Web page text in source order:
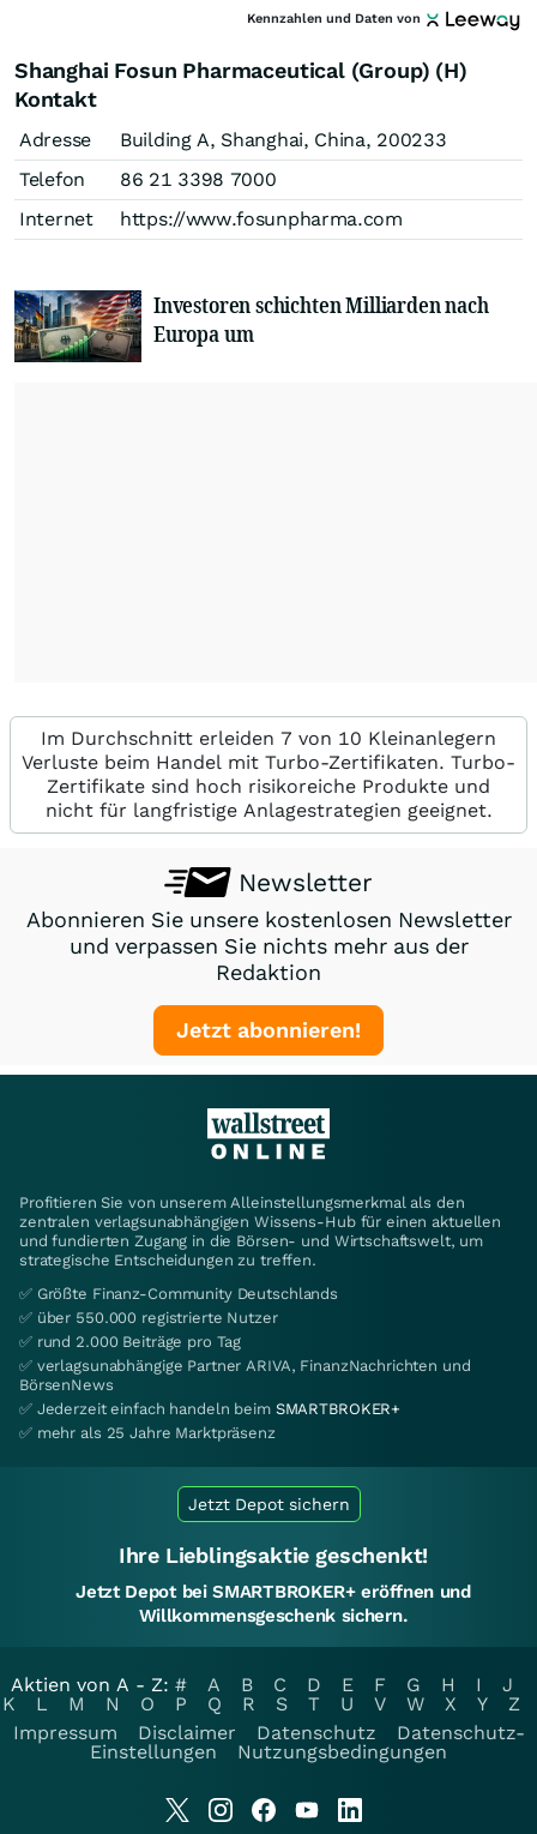
Kennzahlen und Daten von
Shanghai Fosun Pharmaceutical (Group) (H)
Kontakt
Adresse
Building A, Shanghai, China, 200233
Telefon
86 21 3398 7000
Internet
https://www.fosunpharma.com
Investoren schichten Milliarden nach
Europa um
Im Durchschnitt erleiden 7 von 10 Kleinanlegern
Verluste beim Handel mit Turbo-Zertifikaten. Turbo-
Zertifikate sind hoch risikoreiche Produkte und
nicht für langfristige Anlagestrategien geeignet.
Newsletter
Abonnieren Sie unsere kostenlosen Newsletter
und verpassen Sie nichts mehr aus der
Redaktion
Jetzt abonnieren!
Profitieren Sie von unserem Alleinstellungsmerkmal als den
zentralen verlagsunabhängigen Wissens-Hub für einen aktuellen
und fundierten Zugang in die Börsen- und Wirtschaftswelt, um
strategische Entscheidungen zu treffen.
✅ Größte Finanz-Community Deutschlands
✅ über 550.000 registrierte Nutzer
✅ rund 2.000 Beiträge pro Tag
✅ verlagsunabhängige Partner ARIVA, FinanzNachrichten und
BörsenNews
✅ Jederzeit einfach handeln beim SMARTBROKER+
✅ mehr als 25 Jahre Marktpräsenz
Jetzt Depot sichern
Ihre Lieblingsaktie geschenkt!
Jetzt Depot bei SMARTBROKER+ eröffnen und
Willkommensgeschenk sichern.
Aktien von A - Z: # A B C D E F G H I
J
K
L M N O P Q R S T U V W X Y
Z
Impressum
Disclaimer Datenschutz
Datenschutz-
Einstellungen
Nutzungsbedingungen